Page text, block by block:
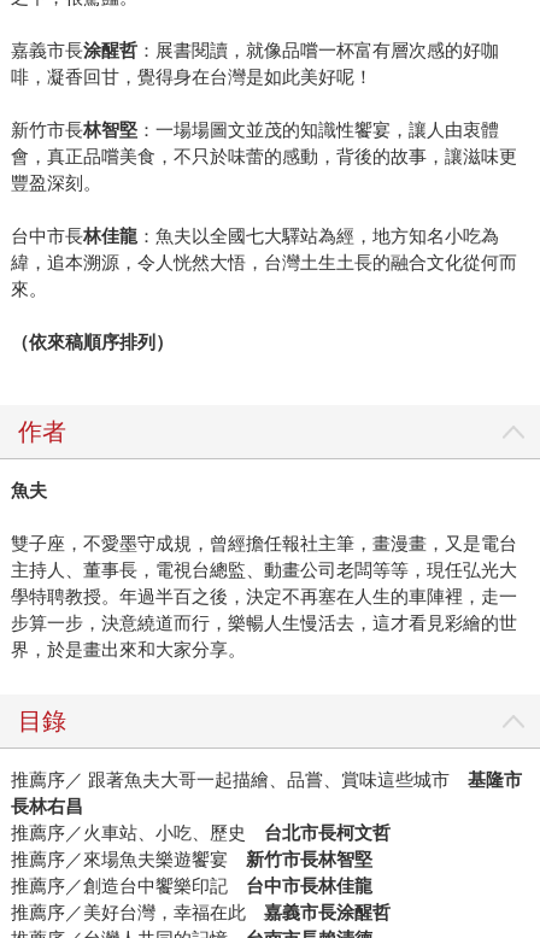
嘉義市長涂醒哲：展書閱讀，就像品嚐一杯富有層次感的好咖
啡，凝香回甘，覺得身在台灣是如此美好呢！
新竹市長林智堅：一場場圖文並茂的知識性饗宴，讓人由衷體
會，真正品嚐美食，不只於味蕾的感動，背後的故事，讓滋味更
豐盈深刻。
台中市長林佳龍：魚夫以全國七大驛站為經，地方知名小吃為
緯，追本溯源，令人恍然大悟，台灣土生土長的融合文化從何而
來。
（依來稿順序排列）
作者
魚夫
雙子座，不愛墨守成規，曾經擔任報社主筆，畫漫畫，又是電台
主持人、董事長，電視台總監、動畫公司老闆等等，現任弘光大
學特聘教授。年過半百之後，決定不再塞在人生的車陣裡，走一
步算一步，決意繞道而行，樂暢人生慢活去，這才看見彩繪的世
界，於是畫出來和大家分享。
目錄
推薦序／ 跟著魚夫大哥一起描繪、品嘗、賞味這些城市 基隆市
長林右昌
推薦序／火車站、小吃、歷史 台北市長柯文哲
推薦序／來場魚夫樂遊饗宴 新竹市長林智堅
推薦序／創造台中饗樂印記 台中市長林佳龍
推薦序／美好台灣，幸福在此 嘉義市長涂醒哲